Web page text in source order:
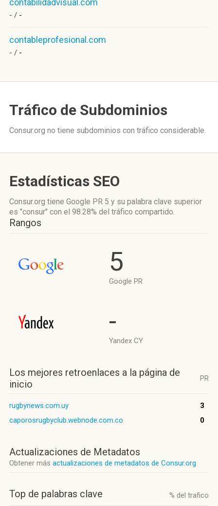
contabilidadvisual.com
- / -
contableprofesional.com
- / -
Tráfico de Subdominios
Consur.org no tiene subdominios con tráfico considerable.
Estadísticas SEO
Consur.org tiene Google PR 5 y su palabra clave superior
es "consur" con el 98.28% del tráfico compartido.
Rangos
5
Google PR
-
Yandex CY
Los mejores retroenlaces a la página de
inicio
PR
rugbynews.com.uy
3
caporosrugbyclub.webnode.com.co
0
Actualizaciones de Metadatos
Obtener más actualizaciones de metadatos de Consur.org
Top de palabras clave % del trafico